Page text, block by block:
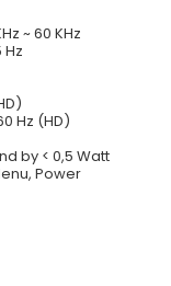
~ 60 KHz
Hz (HD)
by < 0,5 Watt
Power